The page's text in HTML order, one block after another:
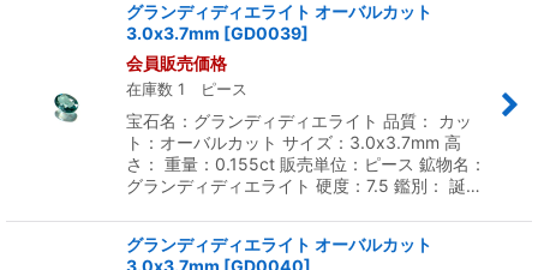
グランディディエライト オーバルカット
3.0x3.7mm [GD0039]
会員販売価格
在庫数 1 ピース
宝石名：グランディディエライト 品質： カッ
ト：オーバルカット サイズ：3.0x3.7mm 高
さ： 重量：0.155ct 販売単位：ピース 鉱物名：
グランディディエライト 硬度：7.5 鑑別： 誕…
グランディディエライト オーバルカット
3.0x3.7mm [GD0040]